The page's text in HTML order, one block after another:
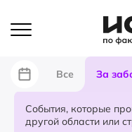
Все За
События, которые
другой области или